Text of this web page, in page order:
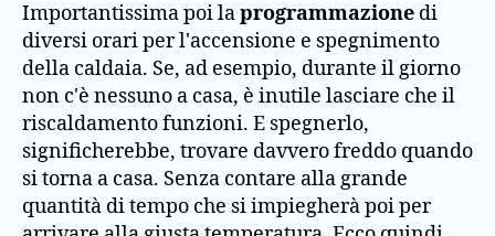
Importantissima poi laprogrammazione di
diversi orari per l'accensione e spegnimento
della caldaia. Se, ad esempio, durante il giorno
non c'è nessuno a casa, è inutile lasciare che il
riscaldamento funzioni. E spegnerlo,
significherebbe, trovare davvero freddo quando
si torna a casa. Senza contare alla grande
quantità di tempo che si impiegherà poi per